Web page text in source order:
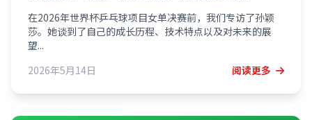
在2026年世界杯乒乓球项目女单决赛前，我们专访了孙颖
莎。她谈到了自己的成长历程、技术特点以及对未来的展
望...
2026年5月14日
阅读更多